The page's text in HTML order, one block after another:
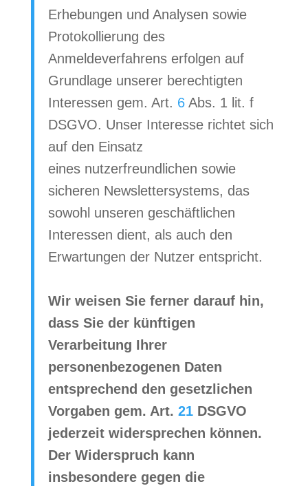
Erhebungen und Analysen sowie
Protokollierung des
Anmeldeverfahrens erfolgen auf
Grundlage unserer berechtigten
Interessen gem. Art. 6Abs. 1 lit. f
DSGVO. Unser Interesse richtet sich
auf den Einsatz
eines nutzerfreundlichen sowie
sicheren Newslettersystems, das
sowohl unseren geschäftlichen
Interessen dient, als auch den
Erwartungen der Nutzer entspricht.
Wir weisen Sie ferner darauf hin,
dass Sie der künftigen
Verarbeitung Ihrer
personenbezogenen Daten
entsprechend den gesetzlichen
Vorgaben gem. Art. 21DSGVO
jederzeit widersprechen können.
Der Widerspruch kann
insbesondere gegen die